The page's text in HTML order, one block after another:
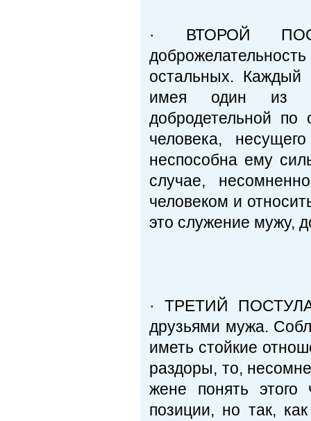
· ВТОРОЙ
остальных. Каждый
имея один из
добродетельной
человека,
неспособна ему
случае,
человеком и
это служение мужу,
· ТРЕТИЙ
друзьями мужа.
иметь стойкие
раздоры, то,
жене понять
позиции, но так,